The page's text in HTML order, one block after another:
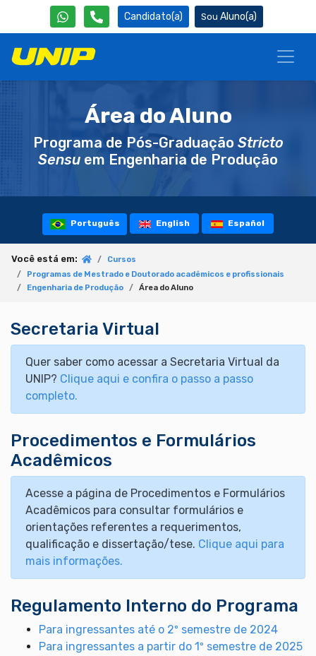
Candidato(a) Aluno(a)
Área do Aluno
Programa de Pós-Graduação Stricto
Sensu em Engenharia de Produção
Português English Español
Você está em:
Cursos
Programas de Mestrado e Doutorado acadêmicos e profissionais
Engenharia de Produção
Área do Aluno
Secretaria Virtual
Quer saber como acessar a Secretaria Virtual da
UNIP? Clique aqui e confira o passo a passo
completo.
Procedimentos e Formulários
Acadêmicos
Acesse a página de Procedimentos e Formulários
Acadêmicos para consultar formulários e
orientações referentes a requerimentos,
qualificação e dissertação/tese. Clique aqui para
mais informações.
Regulamento Interno do Programa
Para ingressantes até o 2º semestre de 2024
Para ingressantes a partir do 1º semestre de 2025